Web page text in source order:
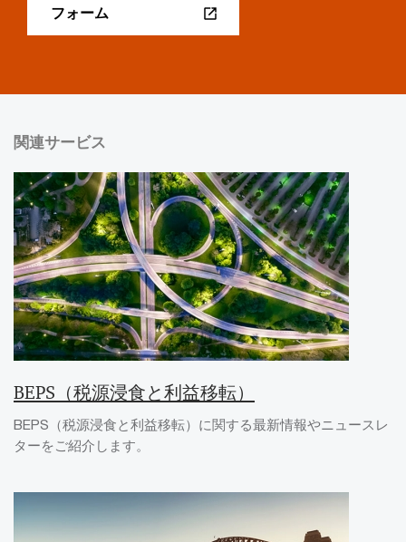
フォーム
関連サービス
BEPS（税源浸食と利益移転）
BEPS（税源浸食と利益移転）に関する最新情報やニュースレ
ターをご紹介します。